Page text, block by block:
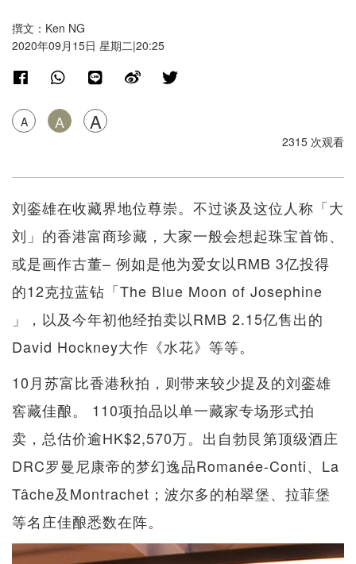
撰文：Ken NG
2020年09月15日 星期二|20:25
A A A
2315 次观看
刘銮雄在收藏界地位尊崇。不过谈及这位人称「大
刘」的香港富商珍藏，大家一般会想起珠宝首饰、
或是画作古董– 例如是他为爱女以RMB 3亿投得
的12克拉蓝钻「The Blue Moon of Josephine
」，以及今年初他经拍卖以RMB 2.15亿售出的
David Hockney大作《水花》等等。
10月苏富比香港秋拍，则带来较少提及的刘銮雄
窖藏佳酿。 110项拍品以单一藏家专场形式拍
卖，总估价逾HK$2,570万。出自勃艮第顶级酒庄
DRC罗曼尼康帝的梦幻逸品Romanée-Conti、La
Tâche及Montrachet；波尔多的柏翠堡、拉菲堡
等名庄佳酿悉数在阵。